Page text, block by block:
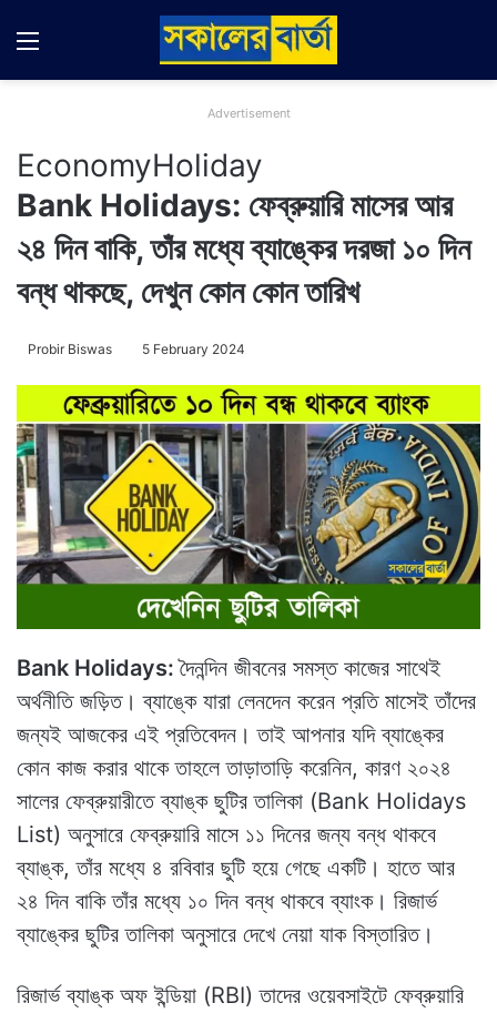
Menu
Advertisement
EconomyHoliday
Bank Holidays: ফেব্রুয়ারি মাসের আর
২৪ দিন বাকি, তাঁর মধ্যে ব্যাঙ্কের দরজা ১০ দিন
বন্ধ থাকছে, দেখুন কোন কোন তারিখ
Probir Biswas 5 February 2024
Bank Holidays:দৈনন্দিন জীবনের সমস্ত কাজের সাথেই
অর্থনীতি জড়িত। ব্যাঙ্কে যারা লেনদেন করেন প্রতি মাসেই তাঁদের
জন্যই আজকের এই প্রতিবেদন। তাই আপনার যদি ব্যাঙ্কের
কোন কাজ করার থাকে তাহলে তাড়াতাড়ি করেনিন, কারণ ২০২৪
সালের ফেব্রুয়ারীতে ব্যাঙ্ক ছুটির তালিকা (Bank Holidays
List) অনুসারে ফেব্রুয়ারি মাসে ১১ দিনের জন্য বন্ধ থাকবে
ব্যাঙ্ক, তাঁর মধ্যে ৪ রবিবার ছুটি হয়ে গেছে একটি। হাতে আর
২৪ দিন বাকি তাঁর মধ্যে ১০ দিন বন্ধ থাকবে ব্যাংক। রিজার্ভ
ব্যাঙ্কের ছুটির তালিকা অনুসারে দেখে নেয়া যাক বিস্তারিত।
রিজার্ভ ব্যাঙ্ক অফ ইন্ডিয়া (RBI) তাদের ওয়েবসাইটে ফেব্রুয়ারি